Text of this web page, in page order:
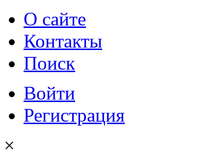
О сайте
Контакты
Поиск
Войти
Регистрация
×